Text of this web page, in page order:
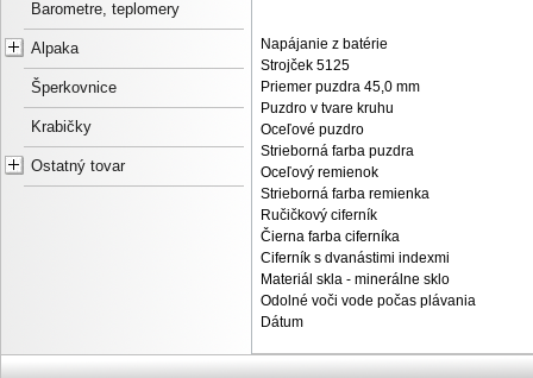
Barometre, teplomery
Alpaka
Šperkovnice
Krabičky
Ostatný tovar
Napájanie z batérie
Strojček 5125
Priemer puzdra 45,0 mm
Puzdro v tvare kruhu
Oceľové puzdro
Strieborná farba puzdra
Oceľový remienok
Strieborná farba remienka
Ručičkový ciferník
Čierna farba ciferníka
Ciferník s dvanástimi indexmi
Materiál skla - minerálne sklo
Odolné voči vode počas plávania
Dátum